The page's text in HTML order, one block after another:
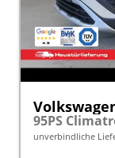
unverbindliche